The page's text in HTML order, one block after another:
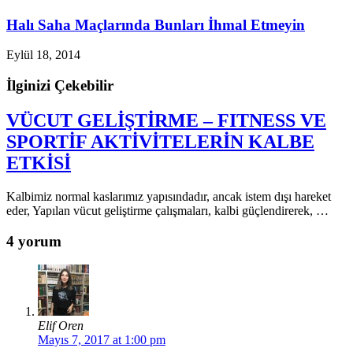
Halı Saha Maçlarında Bunları İhmal Etmeyin
Eylül 18, 2014
İlginizi Çekebilir
VÜCUT GELİŞTİRME – FITNESS VE
SPORTİF AKTİVİTELERİN KALBE
ETKİSİ
Kalbimiz normal kaslarımız yapısındadır, ancak istem dışı hareket
eder, Yapılan vücut geliştirme çalışmaları, kalbi güçlendirerek, …
4 yorum
Elif Oren
Mayıs 7, 2017 at 1:00 pm